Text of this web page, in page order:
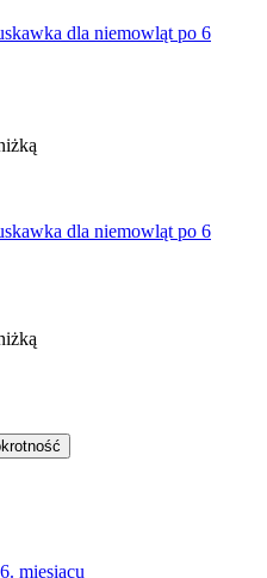
dla niemowląt po 6
dla niemowląt po 6
miesiącu